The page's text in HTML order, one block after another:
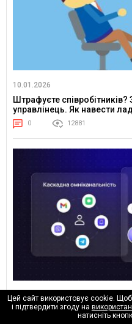
10.01.2026
Штрафуєте
управлінець. Як навести
0 12881
08.01.2026
Тренди Retention-маркетингу
омніканальність змінюють
Цей сайт використовує cookie.
і підтвердити згоду на
натисніть